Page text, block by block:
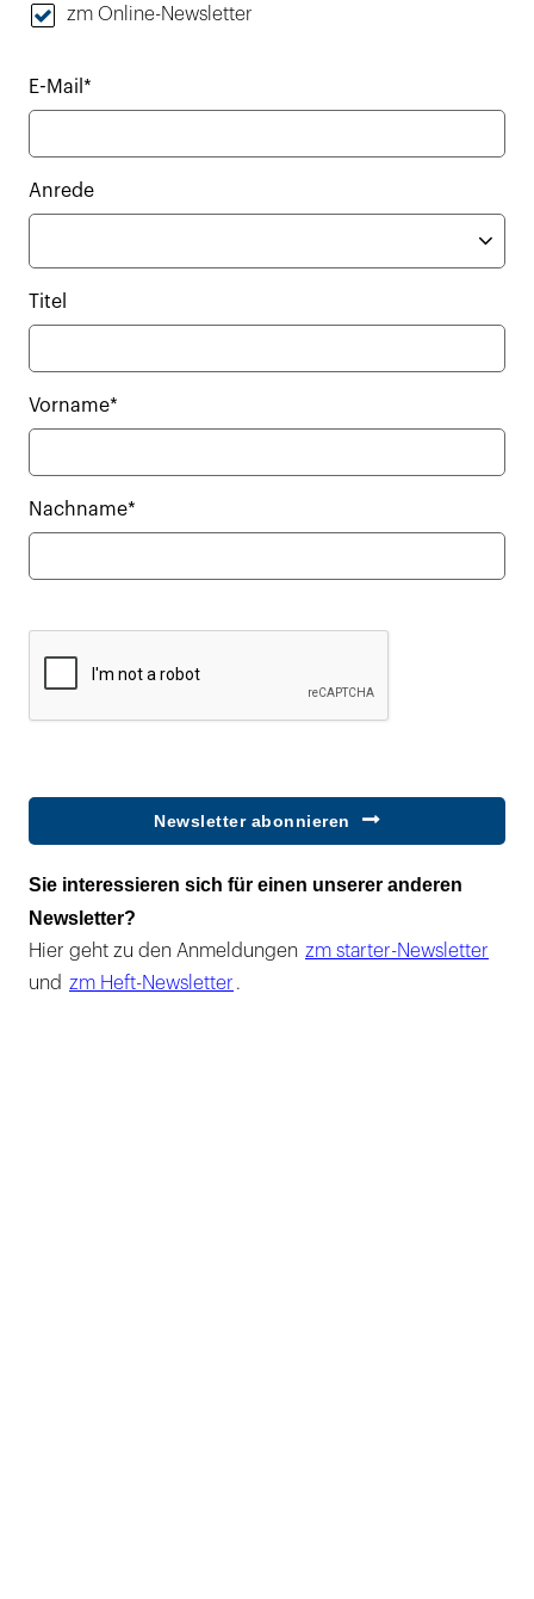
zm Online-Newsletter
E-Mail*
Anrede
Titel
Vorname*
Nachname*
Newsletter abonnieren
Sie interessieren sich für einen unserer anderen
Newsletter?
Hier geht zu den Anmeldungen zm starter-Newsletter
und zm Heft-Newsletter .